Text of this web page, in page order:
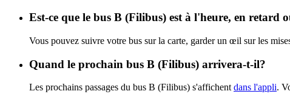
Est-ce que le bus B (Filibus) est à l'heure, en retard
Vous pouvez suivre votre bus sur la carte, garder un œil sur les
Quand le prochain bus B (Filibus) arrivera-t-il?
Les prochains passages du bus B (Filibus) s'affichent dans l'appli.